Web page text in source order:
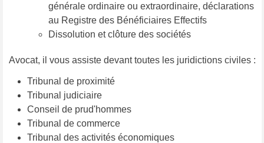
générale ordinaire ou extraordinaire, déclarations
au Registre des Bénéficiaires Effectifs
Dissolution et clôture des sociétés
Avocat, il vous assiste devant toutes les juridictions civiles :
Tribunal de proximité
Tribunal judiciaire
Conseil de prud'hommes
Tribunal de commerce
Tribunal des activités économiques